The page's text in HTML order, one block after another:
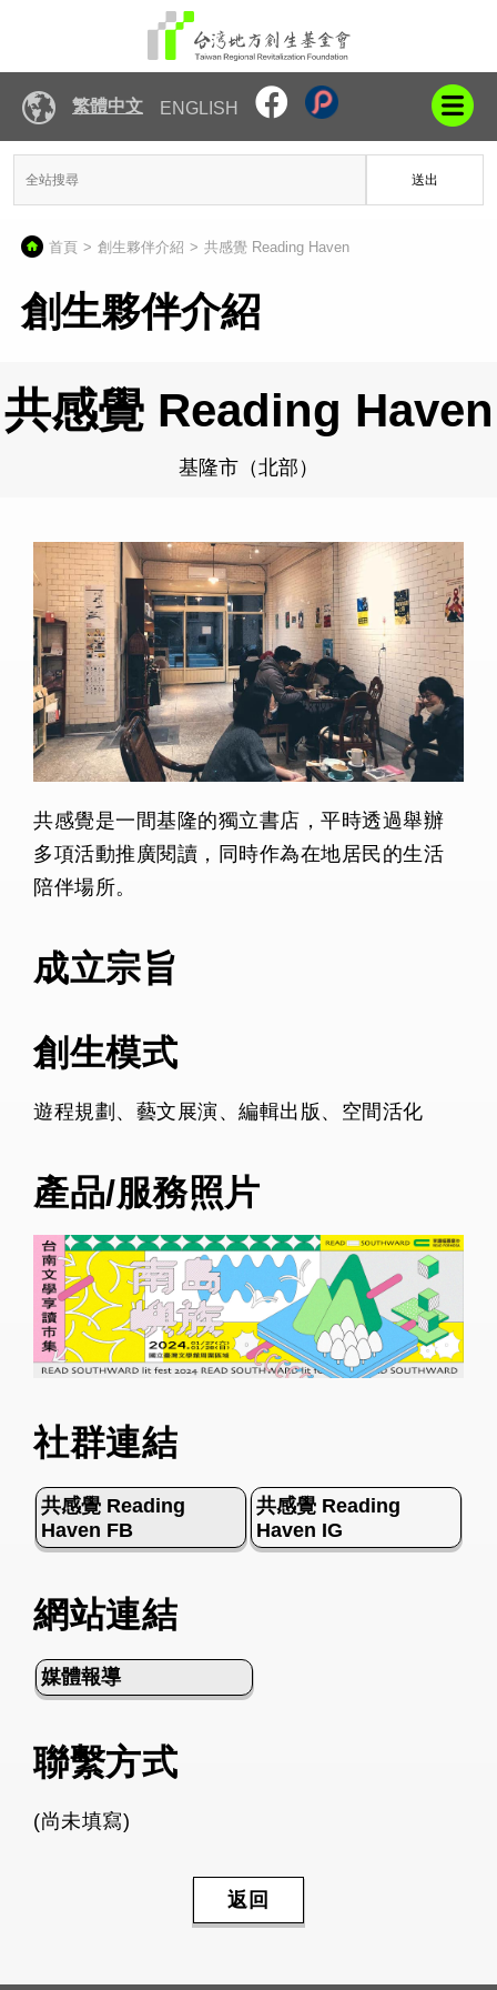
繁體中文 ENGLISH
送出
首頁 創生夥伴介紹 共感覺 Reading Haven
創生夥伴介紹
共感覺 Reading Haven
基隆市（北部）
共感覺是一間基隆的獨立書店，平時透過舉辦
多項活動推廣閱讀，同時作為在地居民的生活
陪伴場所。
成立宗旨
創生模式
遊程規劃、藝文展演、編輯出版、空間活化
產品/服務照片
社群連結
共感覺 Reading
Haven FB
共感覺 Reading
Haven IG
網站連結
媒體報導
聯繫方式
(尚未填寫)
返回